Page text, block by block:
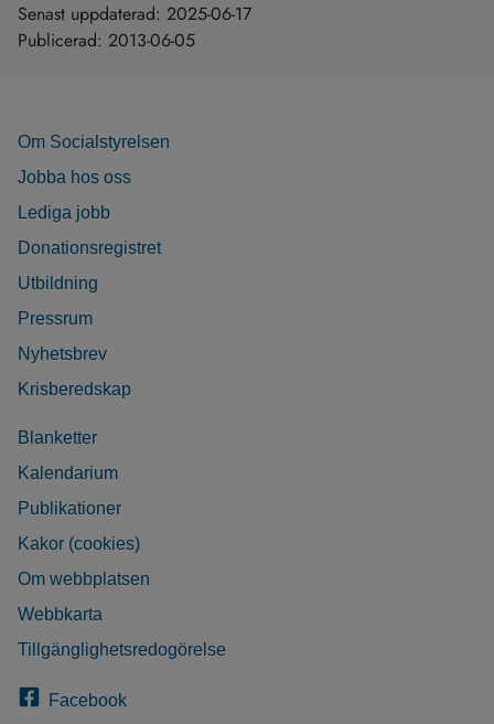
Senast uppdaterad: 2025-06-17
Publicerad: 2013-06-05
Om Socialstyrelsen
Jobba hos oss
Lediga jobb
Donationsregistret
Utbildning
Pressrum
Nyhetsbrev
Krisberedskap
Blanketter
Kalendarium
Publikationer
Kakor (cookies)
Om webbplatsen
Webbkarta
Tillgänglighetsredogörelse
Facebook